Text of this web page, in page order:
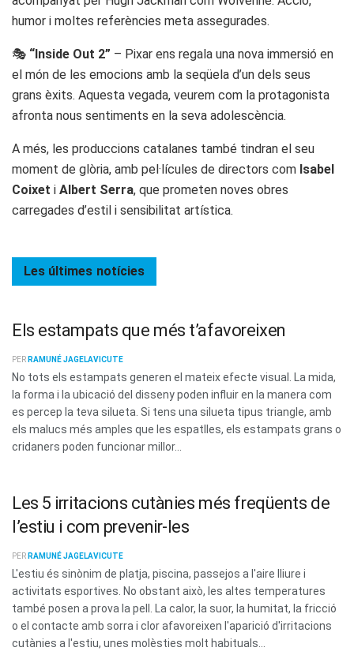
humor i moltes referències meta assegurades.
🎭 “Inside Out 2” – Pixar ens regala una nova immersió en
el món de les emocions amb la seqüela d’un dels seus
grans èxits. Aquesta vegada, veurem com la protagonista
afronta nous sentiments en la seva adolescència.
A més, les produccions catalanes també tindran el seu
moment de glòria, amb pel·lícules de directors com Isabel
Coixet i Albert Serra, que prometen noves obres
carregades d’estil i sensibilitat artística.
Les últimes notícies
Els estampats que més t’afavoreixen
PER RAMUNÉ JAGELAVICUTE
No tots els estampats generen el mateix efecte visual. La mida,
la forma i la ubicació del disseny poden influir en la manera com
es percep la teva silueta. Si tens una silueta tipus triangle, amb
els malucs més amples que les espatlles, els estampats grans o
cridaners poden funcionar millor...
Les 5 irritacions cutànies més freqüents de
l’estiu i com prevenir-les
PER RAMUNÉ JAGELAVICUTE
L'estiu és sinònim de platja, piscina, passejos a l'aire lliure i
activitats esportives. No obstant això, les altes temperatures
també posen a prova la pell. La calor, la suor, la humitat, la fricció
o el contacte amb sorra i clor afavoreixen l'aparició d'irritacions
cutànies a l'estiu, unes molèsties molt habituals...